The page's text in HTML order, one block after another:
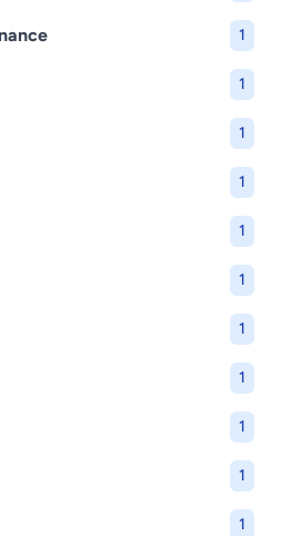
1
1
1
1
1
1
1
1
1
1
1